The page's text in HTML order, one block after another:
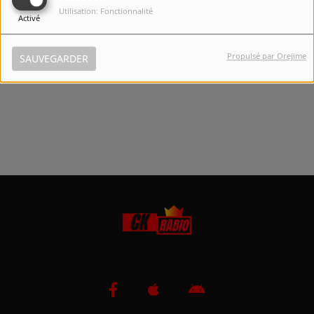
Activé
Utilisation: Fonctionnalité
SAUVEGARDER Propulsé par Orejime